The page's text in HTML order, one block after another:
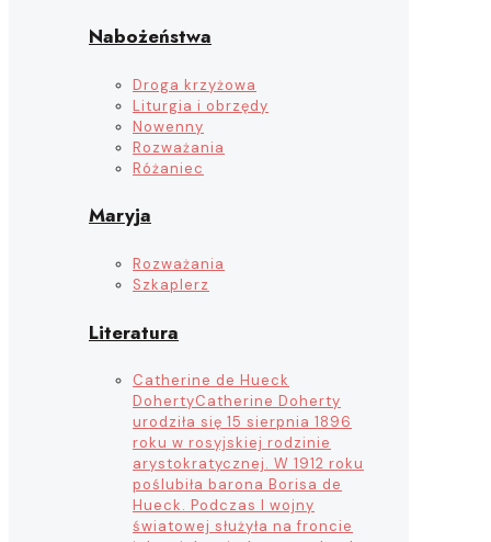
Nabożeństwa
Droga krzyżowa
Liturgia i obrzędy
Nowenny
Rozważania
Różaniec
Maryja
Rozważania
Szkaplerz
Literatura
Catherine de Hueck
DohertyCatherine Doherty
urodziła się 15 sierpnia 1896
roku w rosyjskiej rodzinie
arystokratycznej. W 1912 roku
poślubiła barona Borisa de
Hueck. Podczas I wojny
światowej służyła na froncie